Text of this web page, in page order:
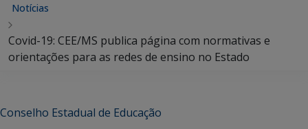
Notícias
Covid-19: CEE/MS publica página com normativas e
orientações para as redes de ensino no Estado
Conselho Estadual de Educação